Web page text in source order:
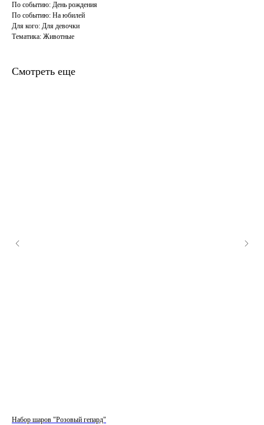
По событию: День рождения
По событию: На юбилей
Для кого: Для девочки
Тематика: Животные
Смотреть еще
Набор шаров "Розовый гепард"